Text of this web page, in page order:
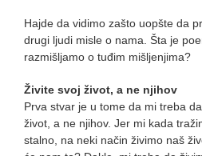
Hajde da vidimo zašto uopšte da
drugi ljudi misle o nama. Šta je
razmišljamo o tuđim mišljenjima?
Živite svoj život, a ne njihov
Prva stvar je u tome da mi treba
život, a ne njihov. Jer mi kada
stalno, na neki način živimo naš